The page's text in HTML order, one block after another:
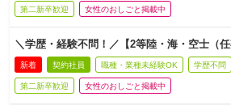
第二新卒歓迎 女性のおしごと掲載中
＼学歴・経験不問！／【2等陸・海・空士（任
新着 契約社員 職種・業種未経験OK 学歴不問
第二新卒歓迎 女性のおしごと掲載中